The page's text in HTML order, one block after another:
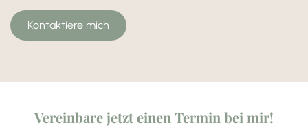
Kontaktiere mich
Vereinbare jetzt einen Termin bei mir!